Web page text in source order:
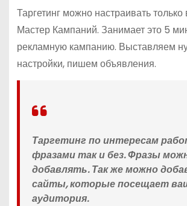
Таргетинг можно настраивать
Мастер Кампаний. Занимает это 5
рекламную кампанию. Выставляем
настройки, пишем объявления.
Таргетинг по интересам
фразами так и без. Фразы
добавлять. Так же можно
сайты, которые посещает
аудитория.